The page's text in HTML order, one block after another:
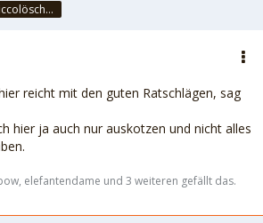
Abwaddeunpiccolöschedrinke
reicht mit den guten Ratschlägen, sag
hier ja auch nur auskotzen und nicht alles
elefantendame und 3 weiteren gefällt das.